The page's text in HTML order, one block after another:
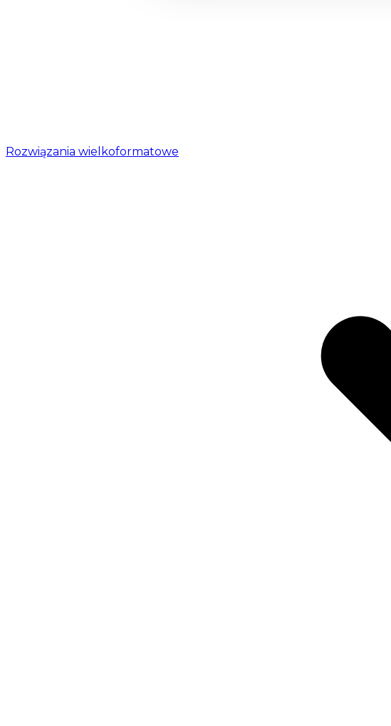
Rozwiązania wielkoformatowe